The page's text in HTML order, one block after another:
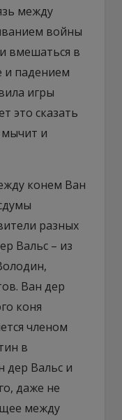
между
войны
вмешаться в
и падением
игры
это сказать
мычит и
конем Ван
разных
Вальс – из
Ван дер
коня
членом
в
дер Вальс и
даже не
между